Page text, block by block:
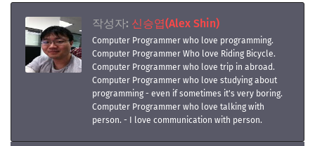
작성자: 신승엽(Alex Shin)
Computer Programmer who love programming.
Computer Programmer Who love Riding Bicycle.
Computer Programmer who love trip in abroad.
Computer Programmer who love studying about
programming - even if sometimes it's very boring.
Computer Programmer who love talking with
person. - I love communication with person.